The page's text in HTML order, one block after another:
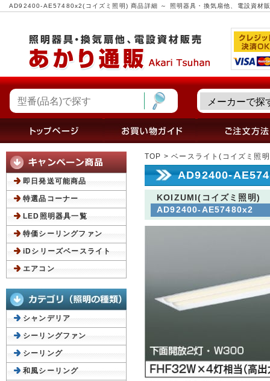
AD92400-AE57480x2(コイズミ照明) 商品詳細 ～ 照明器具・換気扇他、電設資材
TOP >ベースライト(コイズミ照
AD92400-
KOIZUMI(コイズミ照明)
AD92400-AE57480x2
即日発送可能商品
特選品コーナー
LED照明器具一覧
特価シーリングファン
iDシリーズベースライト
エアコン
シャンデリア
シーリングファン
シーリング
和風シーリング